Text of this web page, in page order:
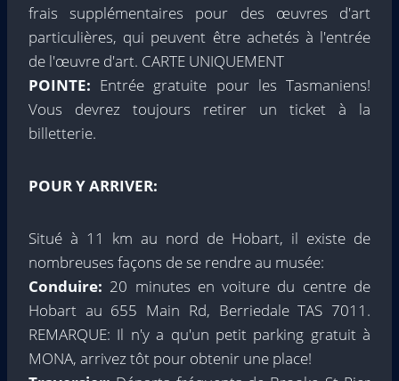
frais supplémentaires pour des œuvres d'art
particulières, qui peuvent être achetés à l'entrée
de l'œuvre d'art. CARTE UNIQUEMENT
POINTE: Entrée gratuite pour les Tasmaniens!
Vous devrez toujours retirer un ticket à la
billetterie.
POUR Y ARRIVER:
Situé à 11 km au nord de Hobart, il existe de
nombreuses façons de se rendre au musée:
Conduire: 20 minutes en voiture du centre de
Hobart au 655 Main Rd, Berriedale TAS 7011.
REMARQUE: Il n'y a qu'un petit parking gratuit à
MONA, arrivez tôt pour obtenir une place!